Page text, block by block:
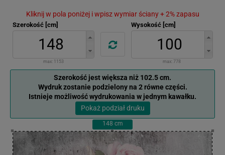
Kliknij w pola poniżej i wpisz wymiar ściany + 2% zapasu
Szerokość [cm]
max: 1153
Wysokość [cm]
max: 778
Szerokość jest większa niż 102.5 cm.
Wydruk zostanie podzielony na 2 równe części.
Istnieje możliwość wydrukowania w jednym kawałku.
Pokaż podział druku
148 cm